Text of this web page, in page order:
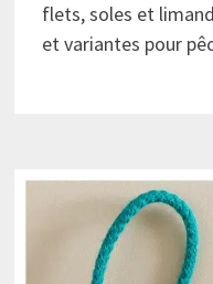
flets, soles et
et variantes pour